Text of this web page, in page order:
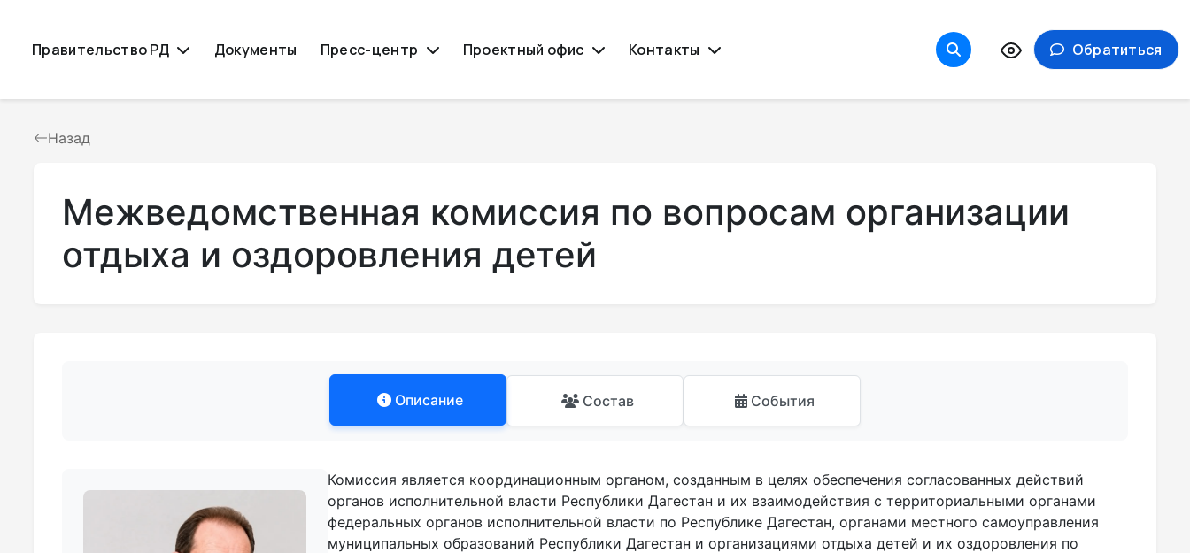
Правительство РД Документы Пресс-центр Проектный офис Контакты Обратиться
Назад
Межведомственная комиссия по вопросам организации
отдыха и оздоровления детей
Описание Состав События
Комиссия является координационным органом, созданным в целях обеспечения согласованных действий
органов исполнительной власти Республики Дагестан и их взаимодействия с территориальными органами
федеральных органов исполнительной власти по Республике Дагестан, органами местного самоуправления
муниципальных образований Республики Дагестан и организациями отдыха детей и их оздоровления по